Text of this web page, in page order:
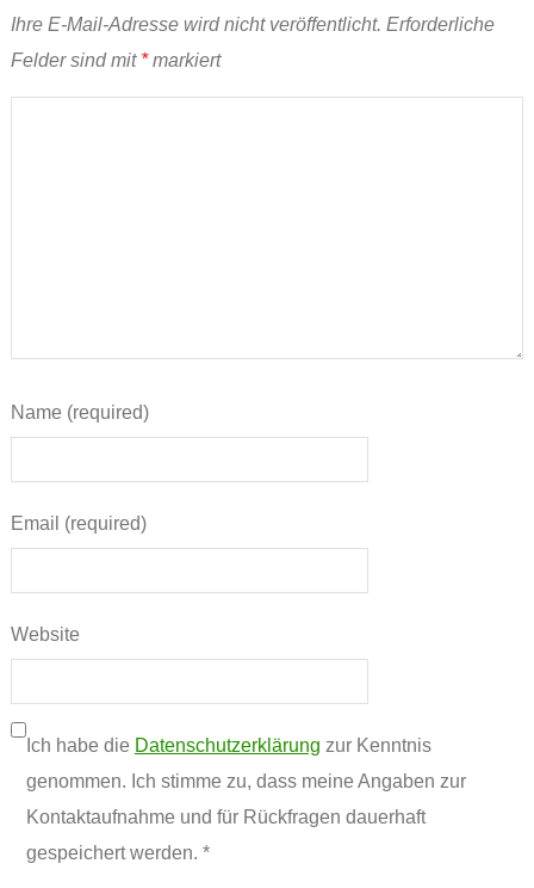
Ihre E-Mail-Adresse wird nicht veröffentlicht. Erforderliche
Felder sind mit *markiert
Name (required)
Email (required)
Website
Ich habe die Datenschutzerklärung zur Kenntnis
genommen. Ich stimme zu, dass meine Angaben zur
Kontaktaufnahme und für Rückfragen dauerhaft
gespeichert werden. *